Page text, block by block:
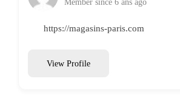
Member since 6 ans ago
https://magasins-paris.com
View Profile